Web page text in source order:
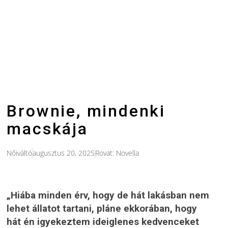
Brownie, mindenki
macskája
Nőiváltóaugusztus 20, 2025Rovat: Novella
„Hiába minden érv, hogy de hát lakásban nem
lehet állatot tartani, pláne ekkorában, hogy
hát én igyekeztem ideiglenes kedvenceket